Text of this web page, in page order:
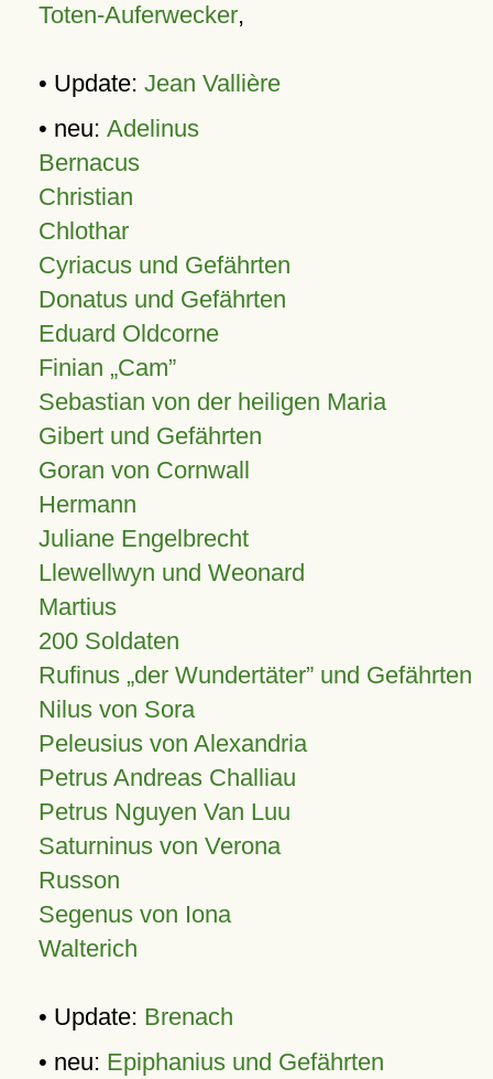
Toten-Auferwecker,
• Update: Jean Vallière
• neu: Adelinus
Bernacus
Christian
Chlothar
Cyriacus und Gefährten
Donatus und Gefährten
Eduard Oldcorne
Finian Cam
Sebastian von der heiligen Maria
Gibert und Gefährten
Goran von Cornwall
Hermann
Juliane Engelbrecht
Llewellwyn und Weonard
Martius
200 Soldaten
Rufinus „der Wundertäter” und Gefährten
Nilus von Sora
Peleusius von Alexandria
Petrus Andreas Challiau
Petrus Nguyen Van Luu
Saturninus von Verona
Russon
Segenus von Iona
Walterich
• Update: Brenach
• neu: Epiphanius und Gefährten